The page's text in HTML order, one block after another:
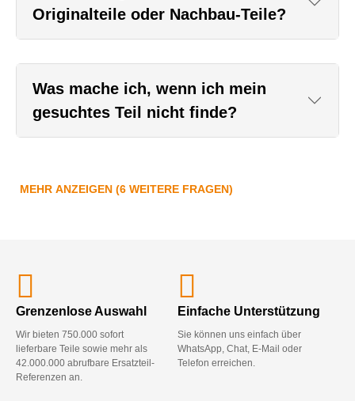
Originalteile oder Nachbau-Teile?
Was mache ich, wenn ich mein
gesuchtes Teil nicht finde?
MEHR ANZEIGEN (6 WEITERE FRAGEN)
Grenzenlose Auswahl
Wir bieten 750.000 sofort
lieferbare Teile sowie mehr als
42.000.000 abrufbare Ersatzteil-
Referenzen an.
Einfache Unterstützung
Sie können uns einfach über
WhatsApp, Chat, E-Mail oder
Telefon erreichen.